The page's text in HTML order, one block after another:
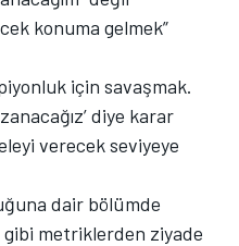
konuma gelmek”
için savaşmak.
diye karar
verecek seviyeye
dair bölümde
gibi metriklerden ziyade